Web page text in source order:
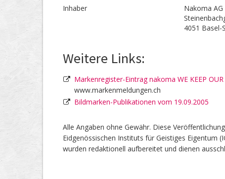
Inhaber
Nakoma AG
4051 Basel-
Weitere Links:
Markenregister-Eintrag nakoma WE KEEP
www.markenmeldungen.ch
Bildmarken-Publikationen vom 19.09.2005
Alle Angaben ohne Gewähr. Diese
Eidgenössischen Instituts für Geistiges Eigentum
wurden redaktionell aufbereitet und dienen